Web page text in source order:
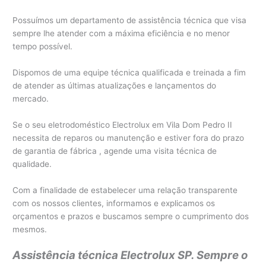
Possuímos um departamento de assistência técnica que visa
sempre lhe atender com a máxima eficiência e no menor
tempo possível.
Dispomos de uma equipe técnica qualificada e treinada a fim
de atender as últimas atualizações e lançamentos do
mercado.
Se o seu eletrodoméstico Electrolux em Vila Dom Pedro II
necessita de reparos ou manutenção e estiver fora do prazo
de garantia de fábrica , agende uma visita técnica de
qualidade.
Com a finalidade de estabelecer uma relação transparente
com os nossos clientes, informamos e explicamos os
orçamentos e prazos e buscamos sempre o cumprimento dos
mesmos.
Assistência técnica Electrolux SP. Sempre o